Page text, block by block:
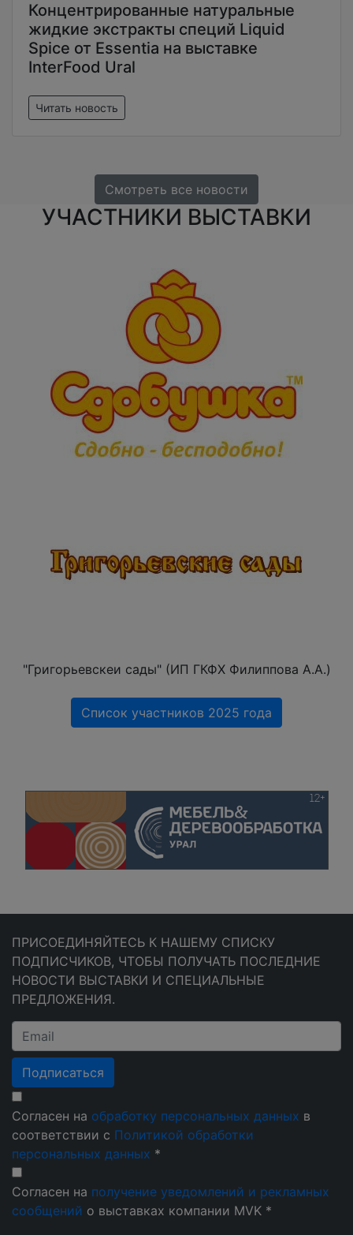
Концентрированные натуральные
жидкие экстракты специй Liquid
Spice от Essentia на выставке
InterFood Ural
Читать новость
Смотреть все новости
УЧАСТНИКИ ВЫСТАВКИ
"Григорьевскеи сады" (ИП ГКФХ Филиппова А.А.)
Список участников 2025 года
ПРИСОЕДИНЯЙТЕСЬ К НАШЕМУ СПИСКУ
ПОДПИСЧИКОВ, ЧТОБЫ ПОЛУЧАТЬ ПОСЛЕДНИЕ
НОВОСТИ ВЫСТАВКИ И СПЕЦИАЛЬНЫЕ
ПРЕДЛОЖЕНИЯ.
Подписаться
Согласен на обработку персональных данных в
соответствии с Политикой обработки
персональных данных *
Согласен на получение уведомлений и рекламных
сообщений о выставках компании MVK *